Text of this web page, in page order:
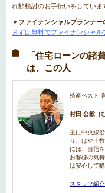
れ額検討のお手伝いをしていま
▼ファイナンシャルプランナー
まずは無料でファイナンシャ
「住宅ローンの諸
は、この人
殖産ベスト
村田 公穀（
主に中央線
り、はや十
には、自信
お客様の気
は安心して
スタッフ紹